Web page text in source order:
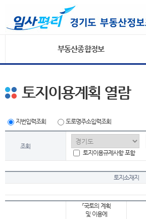
부동산종합정보
토지이용계획 열람
지번입력조회 도로명주소입력조회
조회
토지이용규제사항 포함
토지소재지
「국토의 계획
및 이용에